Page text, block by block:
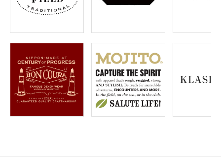
OFFICIAL WEB SITE
meeting_room ログイン 会員登録